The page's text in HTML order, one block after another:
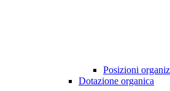
Posizioni
Dotazione organica